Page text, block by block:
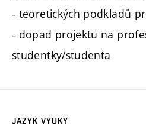
- teoretických podkladů
- dopad projektu na
studentky/studenta
JAZYK VÝUKY